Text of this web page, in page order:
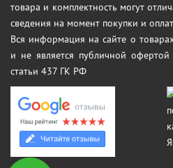
товара и комплектность могут
сведения на момент покупки и
Вся информация на сайте о
и не является публичной
статьи 437 ГК РФ